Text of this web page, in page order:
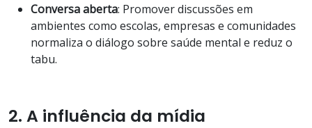
Conversa aberta: Promover discussões em
ambientes como escolas, empresas e comunidades
normaliza o diálogo sobre saúde mental e reduz o
tabu.
2. A influência da mídia